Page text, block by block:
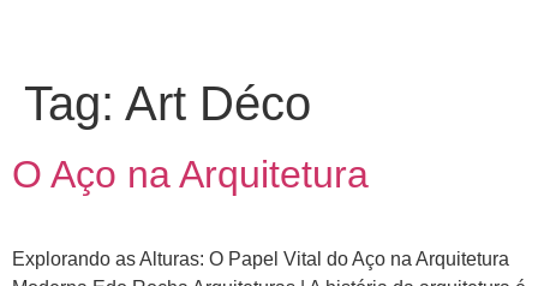
Tag: Art Déco
O Aço na Arquitetura
Explorando as Alturas: O Papel Vital do Aço na Arquitetura